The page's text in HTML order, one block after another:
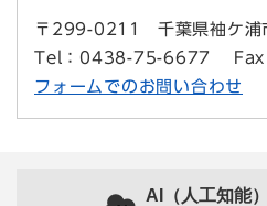
〒299-0211
千葉県袖ケ
Tel：0438-75-6677
フォームでのお問い合わせ
AI（人工知能